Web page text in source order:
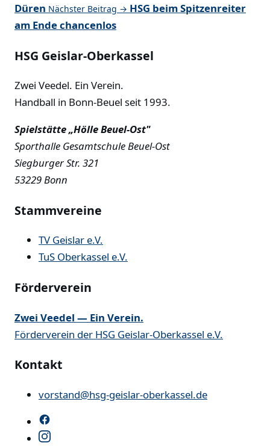
Düren Nächster Beitrag → HSG beim Spitzenreiter
am Ende chancenlos
HSG Geislar-Oberkassel
Zwei Veedel. Ein Verein.
Handball in Bonn-Beuel seit 1993.
Spielstätte „Hölle Beuel-Ost"
Sporthalle Gesamtschule Beuel-Ost
Siegburger Str. 321
53229 Bonn
Stammvereine
TV Geislar e.V.
TuS Oberkassel e.V.
Förderverein
Zwei Veedel — Ein Verein.
Förderverein der HSG Geislar-Oberkassel e.V.
Kontakt
vorstand@hsg-geislar-oberkassel.de